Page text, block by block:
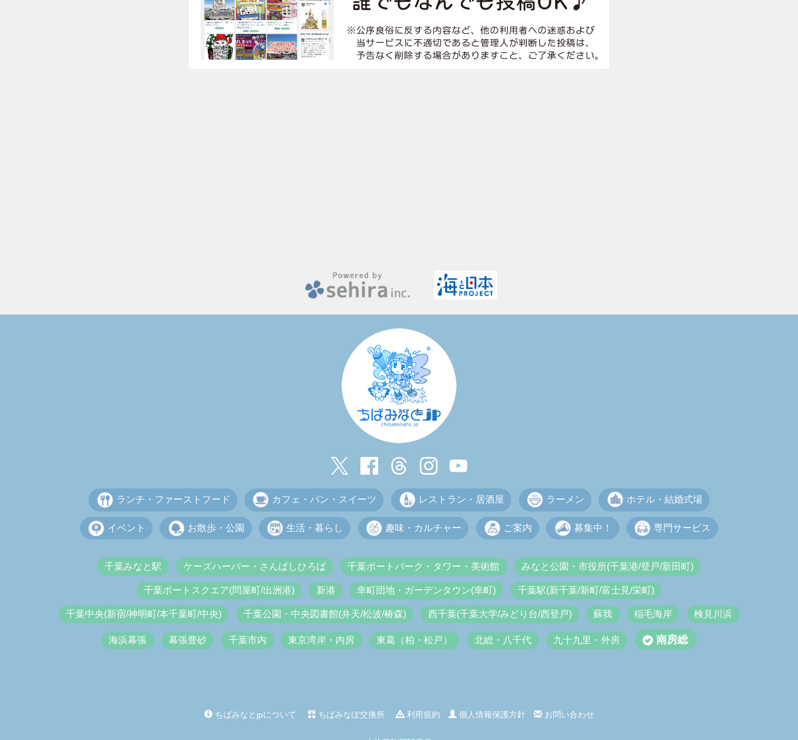
ランチ・ファーストフード カフェ・パン・スイーツ レストラン・居酒屋 ラーメン ホテル・結婚式場
イベント お散歩・公園 生活・暮らし 趣味・カルチャー ご案内 募集中！ 専門サービス
千葉みなと駅 ケーズハーバー・さんばしひろば 千葉ポートパーク・タワー・美術館 みなと公園・市役所(千葉港/登戸/新田町)
千葉ポートスクエア(問屋町/出洲港) 新港 幸町団地・ガーデンタウン(幸町) 千葉駅(新千葉/新町/富士見/栄町)
千葉中央(新宿/神明町/本千葉町/中央) 千葉公園・中央図書館(弁天/松波/椿森) 西千葉(千葉大学/みどり台/西登戸) 蘇我 稲毛海岸 検見川浜
海浜幕張 幕張豊砂 千葉市内 東京湾岸・内房 東葛（柏・松戸） 北総・八千代 九十九里・外房 南房総
ちばみなとjpについて ちばみなぽ交換所 利用規約 個人情報保護方針 お問い合わせ